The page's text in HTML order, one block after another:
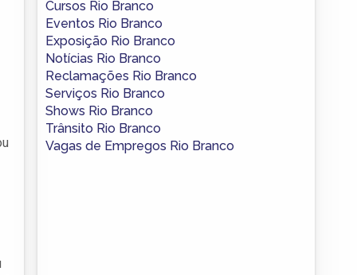
Cursos Rio Branco
Eventos Rio Branco
Exposição Rio Branco
Notícias Rio Branco
Reclamações Rio Branco
Serviços Rio Branco
Shows Rio Branco
Trânsito Rio Branco
Vagas de Empregos Rio Branco